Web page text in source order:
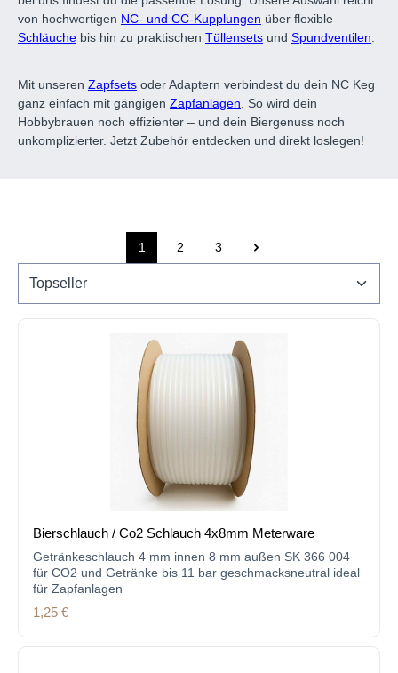
von hochwertigen NC- und CC-Kupplungen über flexible
Schläuche bis hin zu praktischen Tüllensets und Spundventilen
Mit unseren Zapfsets oder Adaptern verbindest du dein NC Keg
ganz einfach mit gängigen Zapfanlagen . So wird dein
Hobbybrauen noch effizienter – und dein Biergenuss noch
unkomplizierter. Jetzt Zubehör entdecken und direkt loslegen!
Seite
1
Seite
2
Seite
3
Bierschlauch / Co2 Schlauch 4x8mm Meterware
Getränkeschlauch 4 mm innen 8 mm außen SK 366 004
für CO2 und Getränke bis 11 bar geschmacksneutral ideal
für Zapfanlagen
Regulärer Preis:
1,25 €